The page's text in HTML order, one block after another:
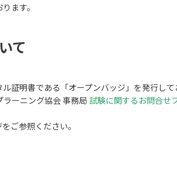
ます。
て
証明書である「オープンバッジ」を発行して
ーニング協会 事務局 試験に関するお問合せ
ご参照ください。